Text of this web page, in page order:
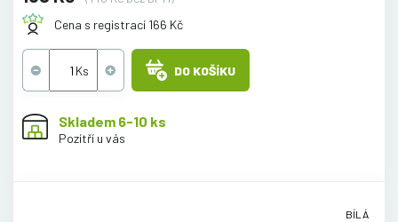
Cena s registrací 166 Kč
DO KOŠÍKU
Skladem 6-10 ks
Pozítří u vás
BÍLÁ